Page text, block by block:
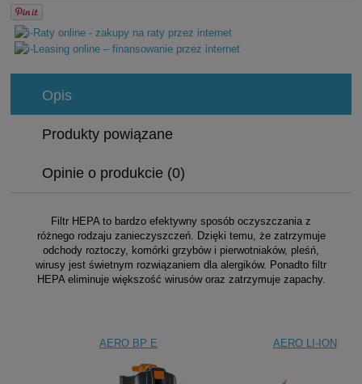
Opis
Produkty powiązane
Opinie o produkcie (0)
Filtr HEPA to bardzo efektywny sposób oczyszczania z
różnego rodzaju zanieczyszczeń. Dzięki temu, że zatrzymuje
odchody roztoczy, komórki grzybów i pierwotniaków, pleśń,
wirusy jest świetnym rozwiązaniem dla alergików. Ponadto filtr
HEPA eliminuje większość wirusów oraz zatrzymuje zapachy.
AERO BP E AERO LI-ION